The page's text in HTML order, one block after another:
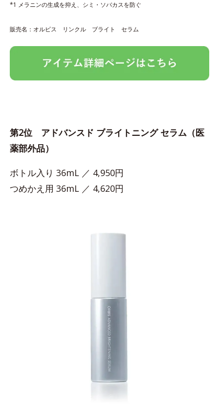
*1 メラニンの生成を抑え、シミ・ソバカスを防ぐ
販売名：オルビス リンクル ブライト セラム
第2位 アドバンスド ブライトニング セラム（医
薬部外品）
ボトル入り 36mL ／ 4,950円
つめかえ用 36mL ／ 4,620円